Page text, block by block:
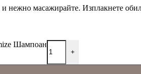
и нежно масажирайте. Изплакнете
Шампоан
+